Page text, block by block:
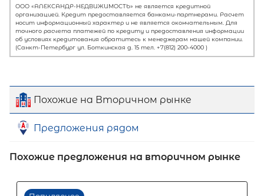
Похожие на Вторичном рынке
Предложения рядом
Похожие предложения на вторичном рынке